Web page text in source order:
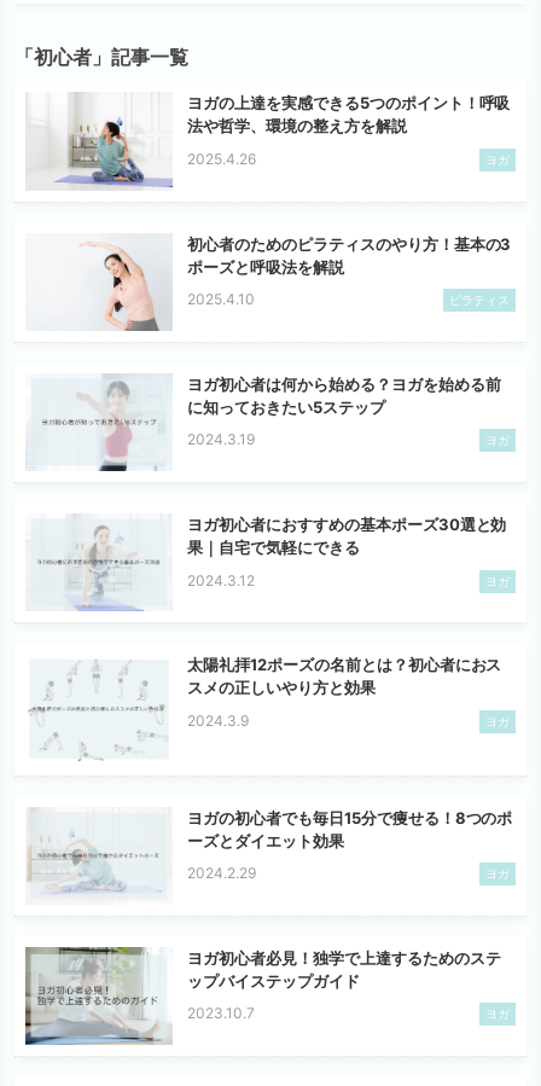
「初心者」記事一覧
ヨガの上達を実感できる5つのポイント！呼吸
法や哲学、環境の整え方を解説
2025.4.26 ヨガ
初心者のためのピラティスのやり方！基本の3
ポーズと呼吸法を解説
2025.4.10 ピラティス
ヨガ初心者は何から始める？ヨガを始める前
に知っておきたい5ステップ
2024.3.19 ヨガ
ヨガ初心者におすすめの基本ポーズ30選と効
果｜自宅で気軽にできる
2024.3.12 ヨガ
太陽礼拝12ポーズの名前とは？初心者におス
スメの正しいやり方と効果
2024.3.9 ヨガ
ヨガの初心者でも毎日15分で痩せる！8つのポ
ーズとダイエット効果
2024.2.29 ヨガ
ヨガ初心者必見！独学で上達するためのステ
ップバイステップガイド
2023.10.7 ヨガ